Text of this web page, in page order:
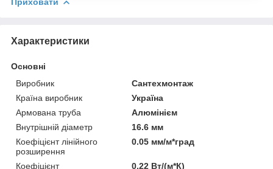
Характеристики
Основні
Виробник
Сантехмонтаж
Країна виробник
Україна
Армована труба
Алюмінієм
Внутрішній діаметр
16.6 мм
Коефіцієнт лінійного
розширення
0.05 мм/м*град
Коефіцієнт
0.22 Вт/(м*К)